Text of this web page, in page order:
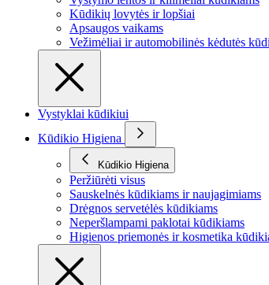
Kūdikių lovytės ir lopšiai
Apsaugos vaikams
Vežimėliai ir automobilinės kėdutės
Vystyklai kūdikiui
Kūdikio Higiena
Kūdikio Higiena
Peržiūrėti visus
Sauskelnės kūdikiams ir naujagimiams
Drėgnos servetėlės kūdikiams
Neperšlampami paklotai kūdikiams
Higienos priemonės ir kosmetika